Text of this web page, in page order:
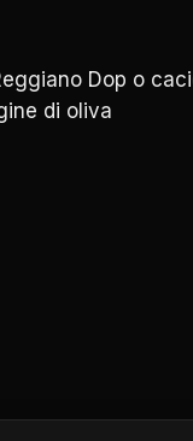
Dop o
di oliva